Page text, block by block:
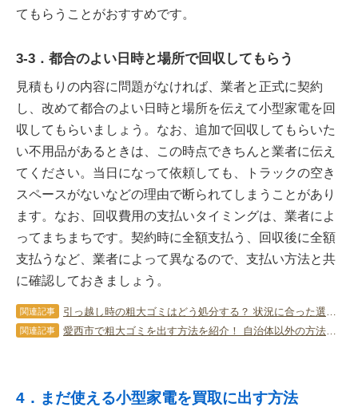
てもらうことがおすすめです。
3-3．都合のよい日時と場所で回収してもらう
見積もりの内容に問題がなければ、業者と正式に契約
し、改めて都合のよい日時と場所を伝えて小型家電を回
収してもらいましょう。なお、追加で回収してもらいた
い不用品があるときは、この時点できちんと業者に伝え
てください。当日になって依頼しても、トラックの空き
スペースがないなどの理由で断られてしまうことがあり
ます。なお、回収費用の支払いタイミングは、業者によ
ってまちまちです。契約時に全額支払う、回収後に全額
支払うなど、業者によって異なるので、支払い方法と共
に確認しておきましょう。
関連記事
関連記事
4．まだ使える小型家電を買取に出す方法